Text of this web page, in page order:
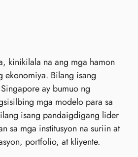
kinikilala na ang mga hamon
ekonomiya. Bilang isang
ay bumuo ng
mga modelo para sa
isang pandaigdigang lider
sa mga institusyon na suriin at
portfolio, at kliyente.